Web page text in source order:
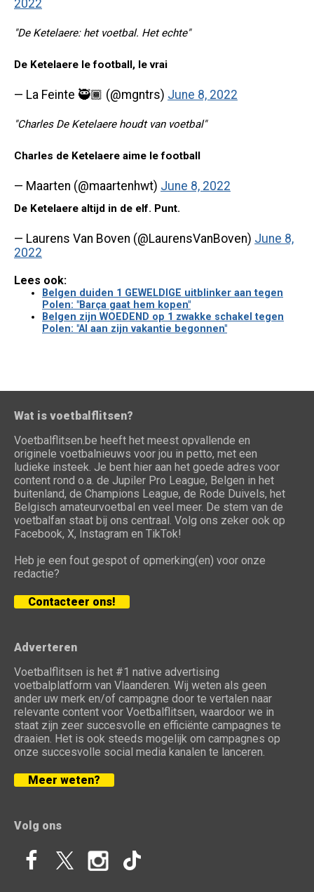
2022
"De Ketelaere: het voetbal. Het echte"
De Ketelaere le football, le vrai
— La Feinte 🥷🏾 (@mgntrs) June 8, 2022
"Charles De Ketelaere houdt van voetbal"
Charles de Ketelaere aime le football
— Maarten (@maartenhwt) June 8, 2022
De Ketelaere altijd in de elf. Punt.
— Laurens Van Boven (@LaurensVanBoven) June 8,
2022
Lees ook:
Belgen duiden 1 GEWELDIGE uitblinker aan tegen
Polen: "Barça gaat hem kopen"
Belgen zijn WOEDEND op 1 zwakke schakel tegen
Polen: "Al aan zijn vakantie begonnen"
Wat is voetbalflitsen?
Voetbalflitsen.be heeft het meest opvallende en
originele voetbalnieuws voor jou in petto, met een
ludieke insteek. Je bent hier aan het goede adres voor
content rond o.a. de Jupiler Pro League, Belgen in het
buitenland, de Champions League, de Rode Duivels, het
Belgisch amateurvoetbal en veel meer. De stem van de
voetbalfan staat bij ons centraal. Volg ons zeker ook op
Facebook, X, Instagram en TikTok!
Heb je een fout gespot of opmerking(en) voor onze
redactie?
Contacteer ons!
Adverteren
Voetbalflitsen is het #1 native advertising
voetbalplatform van Vlaanderen. Wij weten als geen
ander uw merk en/of campagne door te vertalen naar
relevante content voor Voetbalflitsen, waardoor we in
staat zijn zeer succesvolle en efficiënte campagnes te
draaien. Het is ook steeds mogelijk om campagnes op
onze succesvolle social media kanalen te lanceren.
Meer weten?
Volg ons